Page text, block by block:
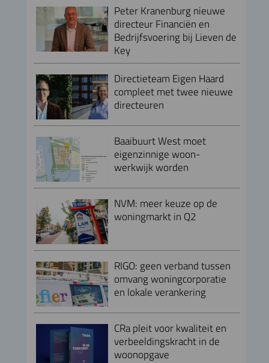
Peter Kranenburg nieuwe
directeur Financiën en
Bedrijfsvoering bij Lieven de
Key
Directieteam Eigen Haard
compleet met twee nieuwe
directeuren
Baaibuurt West moet
eigenzinnige woon-
werkwijk worden
NVM: meer keuze op de
woningmarkt in Q2
RIGO: geen verband tussen
omvang woningcorporatie
en lokale verankering
CRa pleit voor kwaliteit en
verbeeldingskracht in de
woonopgave